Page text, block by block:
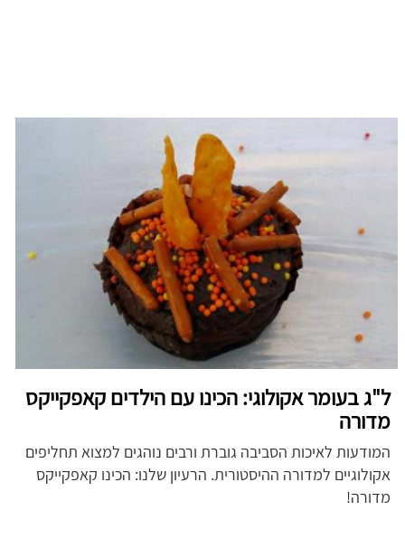
ל"ג בעומר אקולוגי: הכינו עם הילדים קאפקייקס
מדורה
המודעות לאיכות הסביבה גוברת ורבים נוהגים למצוא תחליפים
אקולוגיים למדורה ההיסטורית. הרעיון שלנו: הכינו קאפקייקס
מדורה!